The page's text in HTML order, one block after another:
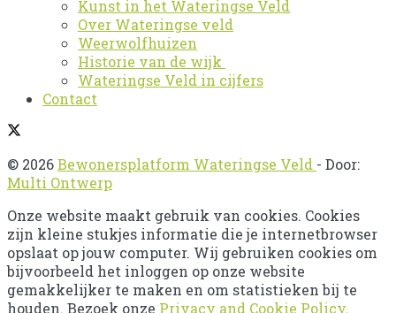
Kunst in het Wateringse Veld
Over Wateringse veld
Weerwolfhuizen
Historie van de wijk
Wateringse Veld in cijfers
Contact
© 2026Bewonersplatform Wateringse Veld - Door:
Multi Ontwerp
Onze website maakt gebruik van cookies. Cookies
zijn kleine stukjes informatie die je internetbrowser
opslaat op jouw computer. Wij gebruiken cookies om
bijvoorbeeld het inloggen op onze website
gemakkelijker te maken en om statistieken bij te
houden. Bezoek onze Privacy and Cookie Policy.